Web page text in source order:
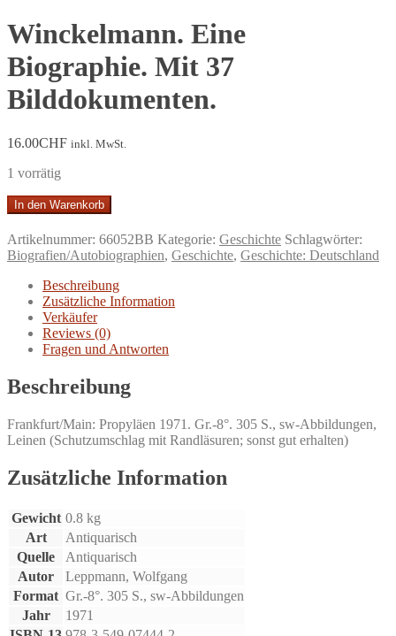
Winckelmann. Eine
Biographie. Mit 37
Bilddokumenten.
16.00CHF inkl. MwSt.
1 vorrätig
Winckelmann.
Eine
Biographie.
Mit
37
Bilddokumenten.
Menge
In den Warenkorb
Artikelnummer: 66052BB Kategorie: Geschichte Schlagwörter:
Biografien/Autobiographien, Geschichte, Geschichte: Deutschland
Beschreibung
Zusätzliche Information
Verkäufer
Reviews (0)
Fragen und Antworten
Beschreibung
Frankfurt/Main: Propyläen 1971. Gr.-8°. 305 S., sw-Abbildungen,
Leinen (Schutzumschlag mit Randläsuren; sonst gut erhalten)
Zusätzliche Information
Gewicht 0.8 kg
Art
Antiquarisch
Quelle
Antiquarisch
Autor
Leppmann, Wolfgang
Format Gr.-8°. 305 S., sw-Abbildungen
Jahr
1971